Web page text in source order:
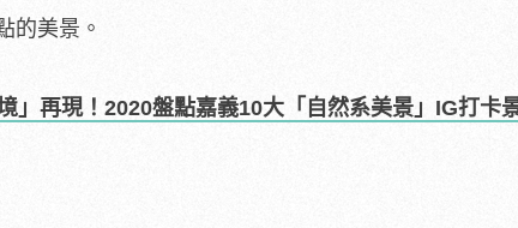
的美景。
」再現！2020盤點嘉義10大「自然系美景」IG打卡